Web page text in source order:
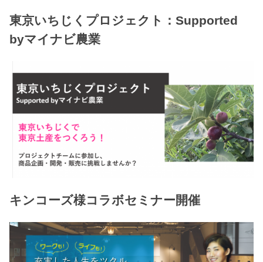
東京いちじくプロジェクト：Supported
byマイナビ農業
キンコーズ様コラボセミナー開催